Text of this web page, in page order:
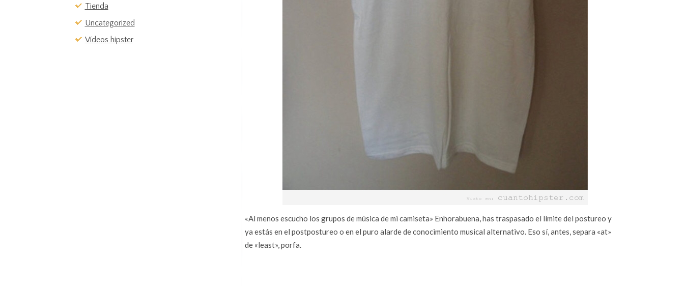
Tienda
Uncategorized
Vídeos hipster
«Al menos escucho los grupos de música de mi camiseta» Enhorabuena, has traspasado el límite del postureo y
ya estás en el postpostureo o en el puro alarde de conocimiento musical alternativo. Eso sí, antes, separa «at»
de «least», porfa.